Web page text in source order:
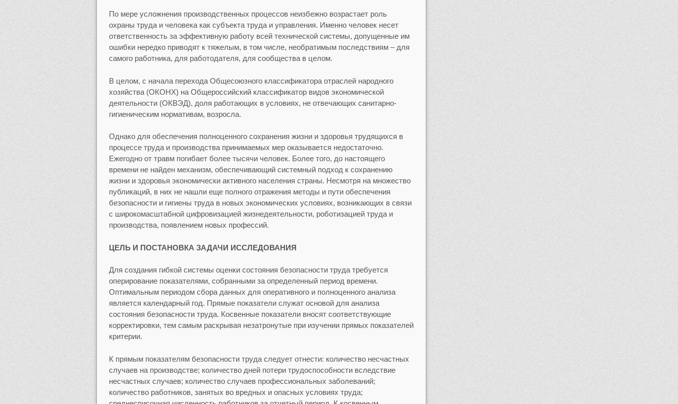
По мере усложнения производственных процессов неизбежно возрастает роль
охраны труда и человека как субъекта труда и управления. Именно человек несет
ответственность за эффективную работу всей технической системы, допущенные им
ошибки нередко приводят к тяжелым, в том числе, необратимым последствиям – для
самого работника, для работодателя, для сообщества в целом.
В целом, с начала перехода Общесоюзного классификатора отраслей народного
хозяйства (ОКОНХ) на Общероссийский классификатор видов экономической
деятельности (ОКВЭД), доля работающих в условиях, не отвечающих санитарно-
гигиеническим нормативам, возросла.
Однако для обеспечения полноценного сохранения жизни и здоровья трудящихся в
процессе труда и производства принимаемых мер оказывается недостаточно.
Ежегодно от травм погибает более тысячи человек. Более того, до настоящего
времени не найден механизм, обеспечивающий системный подход к сохранению
жизни и здоровья экономически активного населения страны. Несмотря на множество
публикаций, в них не нашли еще полного отражения методы и пути обеспечения
безопасности и гигиены труда в новых экономических условиях, возникающих в связи
с широкомасштабной цифровизацией жизнедеятельности, роботизацией труда и
производства, появлением новых профессий.
ЦЕЛЬ И ПОСТАНОВКА ЗАДАЧИ ИССЛЕДОВАНИЯ
Для создания гибкой системы оценки состояния безопасности труда требуется
оперирование показателями, собранными за определенный период времени.
Оптимальным периодом сбора данных для оперативного и полноценного анализа
является календарный год. Прямые показатели служат основой для анализа
состояния безопасности труда. Косвенные показатели вносят соответствующие
корректировки, тем самым раскрывая незатронутые при изучении прямых показателей
критерии.
К прямым показателям безопасности труда следует отнести: количество несчастных
случаев на производстве; количество дней потери трудоспособности вследствие
несчастных случаев; количество случаев профессиональных заболеваний;
количество работников, занятых во вредных и опасных условиях труда;